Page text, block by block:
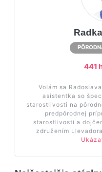
441
Volám sa
asistentka so
starostlivosti na
predpôrodnej
starostlivosti a
združením